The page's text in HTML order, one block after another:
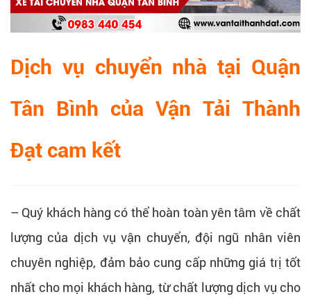
Dịch vụ chuyển nhà tại Quận
Tân Bình của Vận Tải Thành
Đạt cam kết
– Quý khách hàng có thể hoàn toàn yên tâm về chất
lượng của dịch vụ vận chuyển, đội ngũ nhân viên
chuyên nghiệp, đảm bảo cung cấp những giá trị tốt
nhất cho mọi khách hàng, từ chất lượng dịch vụ cho